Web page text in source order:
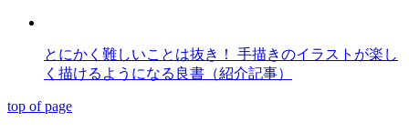
とにかく難しいことは抜き！ 手描きのイラストが楽し
く描けるようになる良書（紹介記事）
top of page